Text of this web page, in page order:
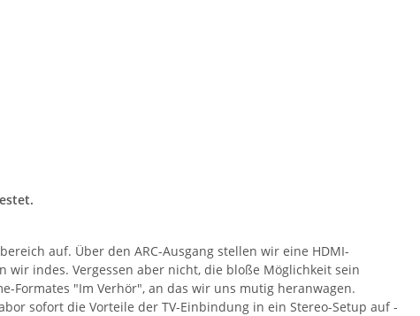
auf. Über den ARC-Ausgang stellen wir eine HDMI-
wir indes. Vergessen aber nicht, die bloße Möglichkeit sein
Formates "Im Verhör", an das wir uns mutig heranwagen.
sofort die Vorteile der TV-Einbindung in ein Stereo-Setup auf -